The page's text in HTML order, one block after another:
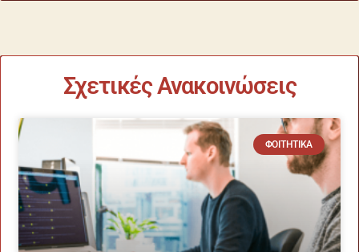
Σχετικές Ανακοινώσεις
ΦΟΙΤΗΤΙΚΆ